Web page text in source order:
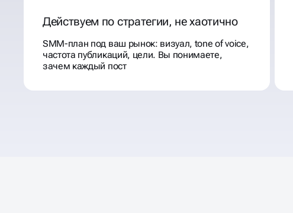
Действуем по стратегии, не хаотично
SMM-план под ваш рынок: визуал, tone of voice,
частота публикаций, цели. Вы понимаете,
зачем каждый пост